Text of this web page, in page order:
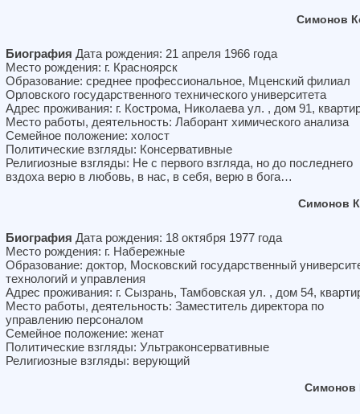
Симонов
Биография Дата рождения: 21 апреля 1966 года
Место рождения: г. Красноярск
Образование: среднее профессиональное, Мценский филиал
Орловского государственного технического университета
Адрес проживания: г. Кострома, Николаева ул. , дом 91,
Место работы, деятельность: Лаборант химического анализа
Семейное положение: холост
Политические взгляды: Консервативные
Религиозные взгляды: Не с первого взгляда, но до последнего
вздоха верю в любовь, в нас, в себя, верю в бога…
Симонов
Биография Дата рождения: 18 октября 1977 года
Место рождения: г. Набережные
Образование: доктор, Московский государственный
технологий и управления
Адрес проживания: г. Сызрань, Тамбовская ул. , дом 54,
Место работы, деятельность: Заместитель директора по
управлению персоналом
Семейное положение: женат
Политические взгляды: Ультраконсервативные
Религиозные взгляды: верующий
Симонов